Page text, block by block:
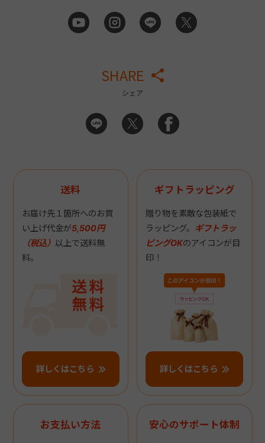
SHARE
シェア
送料
お届け先１箇所へのお買
い上げ代金が5,500円
（税込） 以上で送料無
料。
詳しくはこちら
ギフトラッピング
贈り物を素敵な包装紙で
ラッピング。 ギフトラッ
ピングOKのアイコンが目
印！
詳しくはこちら
お支払い方法 安心のサポート体制